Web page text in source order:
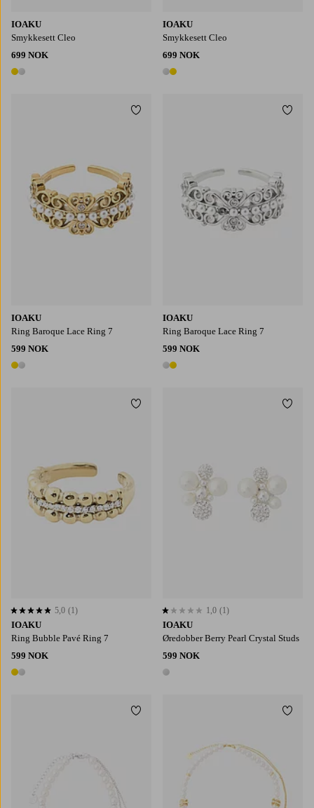
IOAKU
Smykkesett Cleo
699 NOK
2 farger
IOAKU
Smykkesett Cleo
699 NOK
2 farger
IOAKU
Ring Baroque Lace Ring 7
599 NOK
2 farger
Legg til favoritter
IOAKU
Ring Baroque Lace Ring 7
599 NOK
2 farger
IOAKU
Ring Bubble Pavé Ring 7
599 NOK
2 farger
5,0 basert på 1 karaktergivninger
5,0 (1)
Legg til favoritter
IOAKU
Øredobber Berry Pearl Crystal Studs
599 NOK
1 farge
1,0 basert på 1 karaktergivninger
1,0 (1)
Legg til favoritter